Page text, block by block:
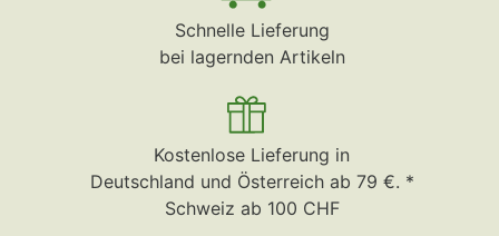
Schnelle Lieferung
bei lagernden Artikeln
Kostenlose Lieferung in
Deutschland und Österreich ab 79 €. *
Schweiz ab 100 CHF